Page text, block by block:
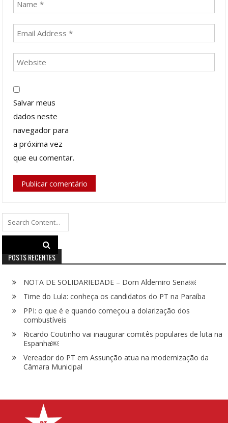
Salvar meus
dados neste
navegador para
a próxima vez
que eu comentar.
Search
for:
POSTS RECENTES
NOTA DE SOLIDARIEDADE – Dom Aldemiro Sena￼
Time do Lula: conheça os candidatos do PT na Paraíba
PPI: o que é e quando começou a dolarização dos
combustíveis
Ricardo Coutinho vai inaugurar comitês populares de luta na
Espanha￼
Vereador do PT em Assunção atua na modernização da
Câmara Municipal